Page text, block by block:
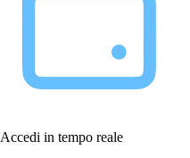
Accedi in tempo reale